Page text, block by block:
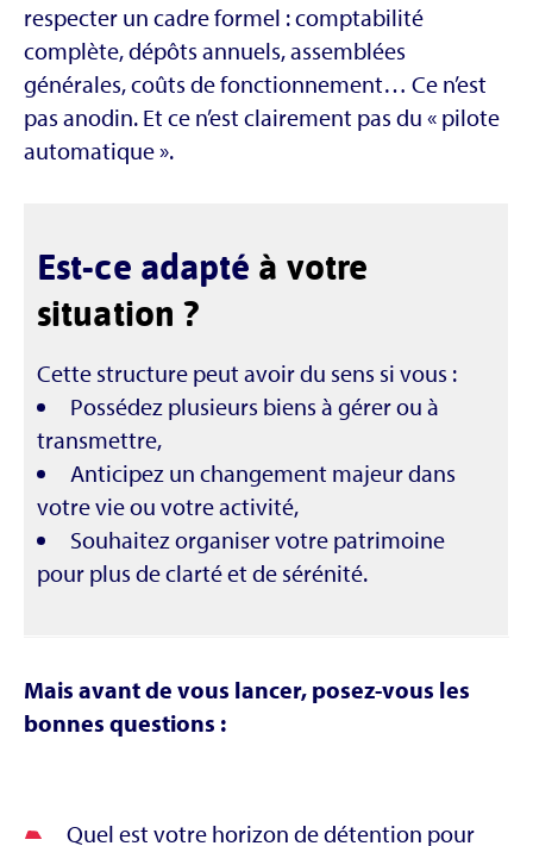
respecter un cadre formel : comptabilité
complète, dépôts annuels, assemblées
générales, coûts de fonctionnement… Ce n’est
pas anodin. Et ce n’est clairement pas du « pilote
automatique ».
Est-ce adapté à votre
situation ?
Cette structure peut avoir du sens si vous :
Possédez plusieurs biens à gérer ou à
transmettre,
Anticipez un changement majeur dans
votre vie ou votre activité,
Souhaitez organiser votre patrimoine
pour plus de clarté et de sérénité.
Mais avant de vous lancer, posez-vous les
bonnes questions :
Quel est votre horizon de détention pour